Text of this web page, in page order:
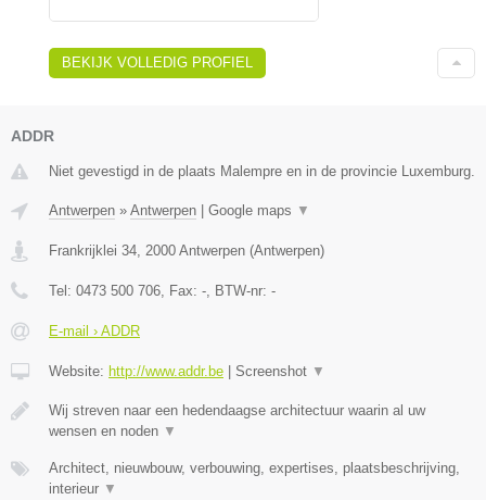
BEKIJK VOLLEDIG PROFIEL
ADDR
Niet gevestigd in de plaats Malempre en in de provincie Luxemburg.
Antwerpen » Antwerpen Google maps ▼
Frankrijklei 34 2000 Antwerpen (Antwerpen)
Tel: 0473 500 706 , Fax: - , BTW-nr: -
E-mail › ADDR
Website: http://www.addr.be Screenshot ▼
Wij streven naar een hedendaagse architectuur waarin al uw
wensen en noden ▼
Architect, nieuwbouw, verbouwing, expertises, plaatsbeschrijving,
interieur ▼